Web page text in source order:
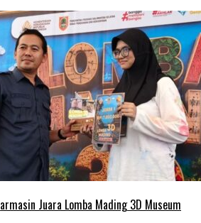
Juara Lomba Mading 3D Museum